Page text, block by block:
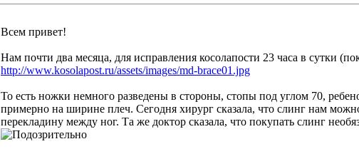
Всем привет!
Нам почти два месяца, для исправления косолапости 23 часа в сутки
http://www.kosolapost.ru/assets/images/md-brace01.jpg
То есть ножки немного разведены в стороны, стопы под углом 70,
примерно на ширине плеч. Сегодня хирург сказала, что слинг нам
перекладину между ног. Та же доктор сказала, что покупать слинг